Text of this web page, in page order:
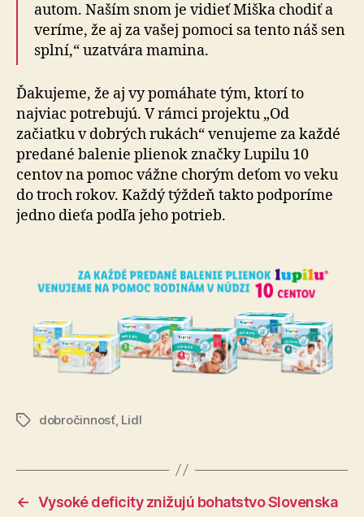
autom. Naším snom je vidieť Miška chodiť a
veríme, že aj za vašej pomoci sa tento náš sen
splní,“ uzatvára mamina.
Ďakujeme, že aj vy pomáhate tým, ktorí to
najviac potrebujú. V rámci projektu „Od
začiatku v dobrých rukách“ venujeme za každé
predané balenie plienok značky Lupilu 10
centov na pomoc vážne chorým deťom vo veku
do troch rokov. Každý týždeň takto podporíme
jedno dieťa podľa jeho potrieb.
Značkydobročinnosť, Lidl
← Vysoké deficity znižujú bohatstvo Slovenska